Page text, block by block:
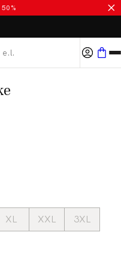
50%
XL XXL
3XL